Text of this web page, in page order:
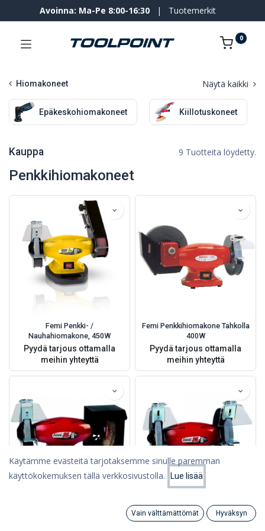
Suosituimmat
Category
Avoinna: Ma-Pe 8:00-16:30 | Tuotemerkit
0
Hiomakoneet Näytä kaikki
Epäkeskohiomakoneet Kiillotuskoneet
Kauppa 9 Tuotteita löydetty.
Penkkihiomakoneet
Femi Penkki- /
Nauhahiomakone, 450W
Pyydä tarjous ottamalla
meihin yhteyttä
Femi Penkkihiomakone Tahkolla
400W
Pyydä tarjous ottamalla
meihin yhteyttä
Femi Penkkihiomakone 550W,
200x20x16mm laikka
Käytämme evästeitä tarjotaksemme sinulle paremman
käyttökokemuksen tällä verkkosivustolla.
Lue lisää
Vain välttämättömät Hyväksyn